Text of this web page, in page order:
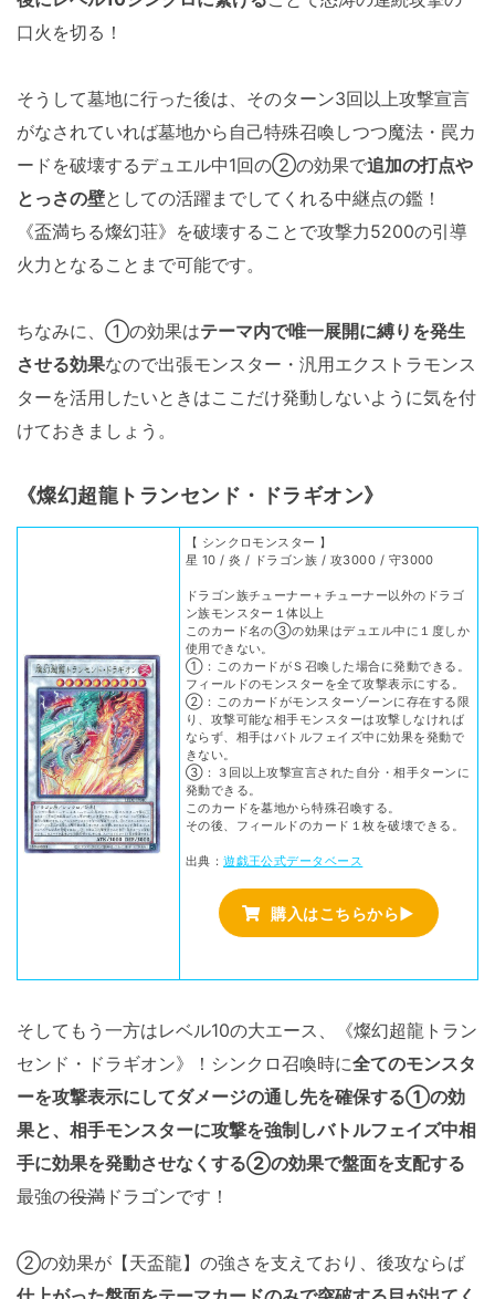
口火を切る！
そうして墓地に行った後は、そのターン3回以上攻撃宣言
がなされていれば墓地から自己特殊召喚しつつ魔法・罠カ
ードを破壊するデュエル中1回の②の効果で追加の打点や
とっさの壁としての活躍までしてくれる中継点の鑑！
《盃満ちる燦幻荘》を破壊することで攻撃力5200の引導
火力となることまで可能です。
ちなみに、①の効果はテーマ内で唯一展開に縛りを発生
させる効果なので出張モンスター・汎用エクストラモンス
ターを活用したいときはここだけ発動しないように気を付
けておきましょう。
《燦幻超龍トランセンド・ドラギオン》
【 シンクロモンスター 】
星 10 / 炎 / ドラゴン族 / 攻3000 / 守3000
ドラゴン族チューナー＋チューナー以外のドラゴ
ン族モンスター１体以上
このカード名の③の効果はデュエル中に１度しか
使用できない。
①：このカードがＳ召喚した場合に発動できる。
フィールドのモンスターを全て攻撃表示にする。
②：このカードがモンスターゾーンに存在する限
り、攻撃可能な相手モンスターは攻撃しなければ
ならず、相手はバトルフェイズ中に効果を発動で
きない。
③：３回以上攻撃宣言された自分・相手ターンに
発動できる。
このカードを墓地から特殊召喚する。
その後、フィールドのカード１枚を破壊できる。
出典：遊戯王公式データベース
購入はこちらから▶
そしてもう一方はレベル10の大エース、《燦幻超龍トラン
センド・ドラギオン》！シンクロ召喚時に全てのモンスタ
ーを攻撃表示にしてダメージの通し先を確保する①の効
果と、相手モンスターに攻撃を強制しバトルフェイズ中相
手に効果を発動させなくする②の効果で盤面を支配する
最強の役満 ドラゴンです！
②の効果が【天盃龍】の強さを支えており、後攻ならば